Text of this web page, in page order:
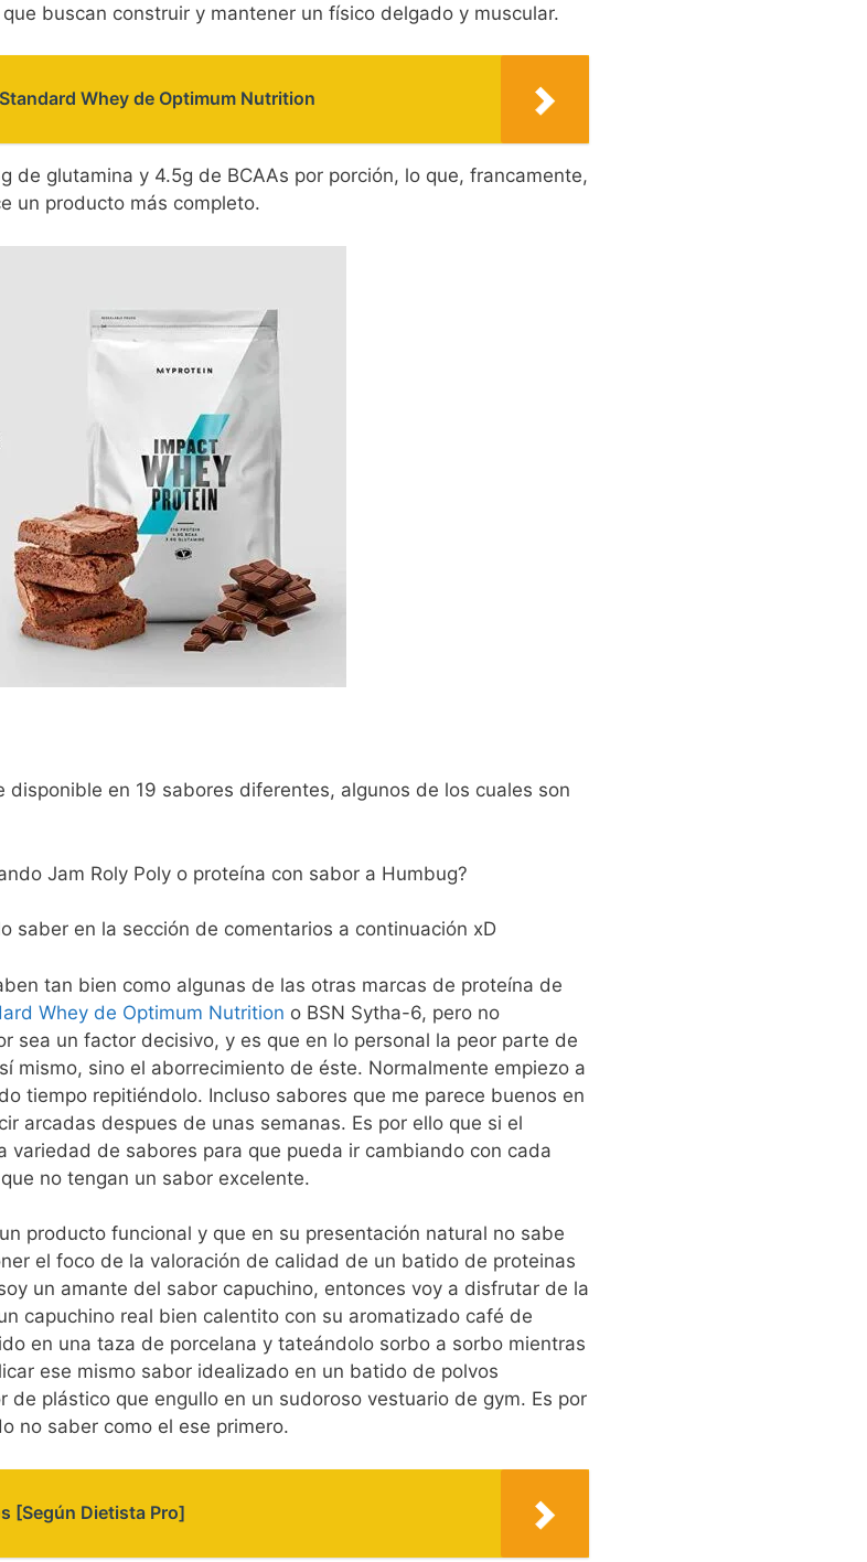
buscan construir y mantener un físico delgado y muscular.
Whey de Optimum Nutrition
de glutamina y 4.5g de BCAAs por porción, lo que, francamente,
un producto más completo.
disponible en 19 sabores diferentes, algunos de los cuales son
Jam Roly Poly o proteína con sabor a Humbug?
saber en la sección de comentarios a continuación xD
tan bien como algunas de las otras marcas de proteína de
Whey de Optimum Nutrition o BSN Sytha-6, pero no
sea un factor decisivo, y es que en lo personal la peor parte de
mismo, sino el aborrecimiento de éste. Normalmente empiezo a
tiempo repitiéndolo. Incluso sabores que me parece buenos en
arcadas despues de unas semanas. Es por ello que si el
variedad de sabores para que pueda ir cambiando con cada
no tengan un sabor excelente.
producto funcional y que en su presentación natural no sabe
el foco de la valoración de calidad de un batido de proteinas
un amante del sabor capuchino, entonces voy a disfrutar de la
capuchino real bien calentito con su aromatizado café de
en una taza de porcelana y tateándolo sorbo a sorbo mientras
ese mismo sabor idealizado en un batido de polvos
de plástico que engullo en un sudoroso vestuario de gym. Es por
no saber como el ese primero.
[Según Dietista Pro]